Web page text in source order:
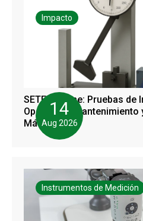
Impacto
14
Aug 2026
SETEC Online: Pruebas de
Operación, Mantenimiento
Máquina
Instrumentos de Medición